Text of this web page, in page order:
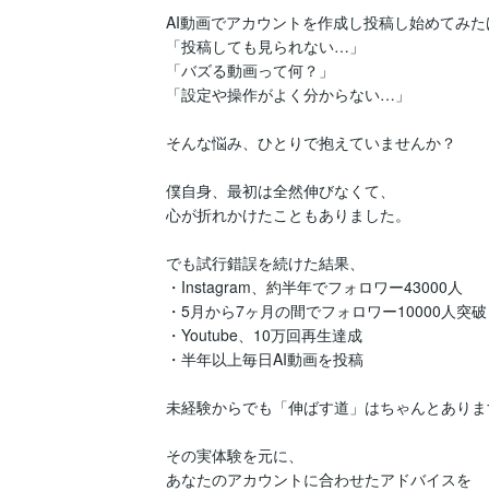
AI動画でアカウントを作成し投稿し始めてみ
「投稿しても見られない…」
「バズる動画って何？」
「設定や操作がよく分からない…」
そんな悩み、ひとりで抱えていませんか？
僕自身、最初は全然伸びなくて、
心が折れかけたこともありました。
でも試行錯誤を続けた結果、
・Instagram、約半年でフォロワー43000人
・5月から7ヶ月の間でフォロワー10000人突破
・Youtube、10万回再生達成
・半年以上毎日AI動画を投稿
未経験からでも「伸ばす道」はちゃんとありま
その実体験を元に、
あなたのアカウントに合わせたアドバイスを